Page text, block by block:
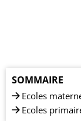
SOMMAIRE
Ecoles
Ecoles